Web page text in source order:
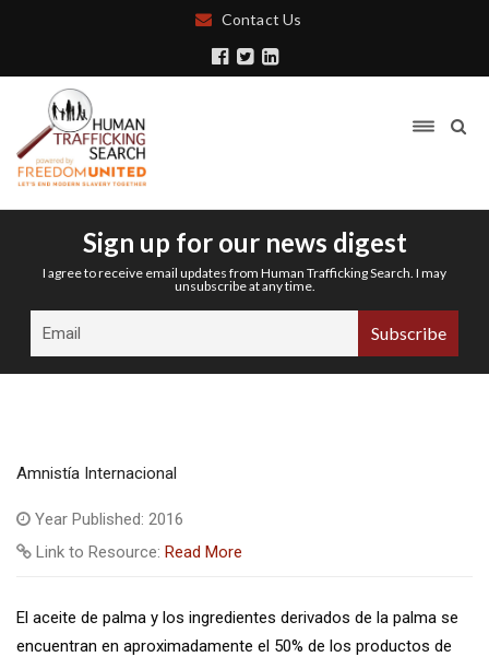
Contact Us
Sign up for our news digest
I agree to receive email updates from Human Trafficking Search. I may
unsubscribe at any time.
Amnistía Internacional
Year Published: 2016
Link to Resource: Read More
El aceite de palma y los ingredientes derivados de la palma se
encuentran en aproximadamente el 50% de los productos de